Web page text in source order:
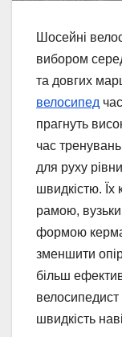
Шосейні
вибором
та довгих
велосипед
прагнуть
час
для руху
швидкістю. Їх
рамою,
формою
зменшити
більш
швидкість